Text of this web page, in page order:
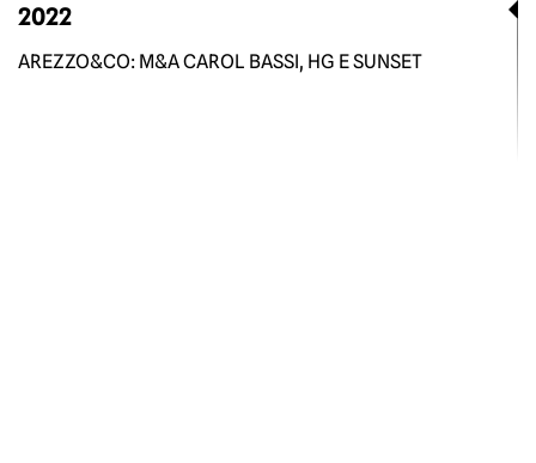
2022
AREZZO&CO: M&A CAROL BASSI, HG E SUNSET